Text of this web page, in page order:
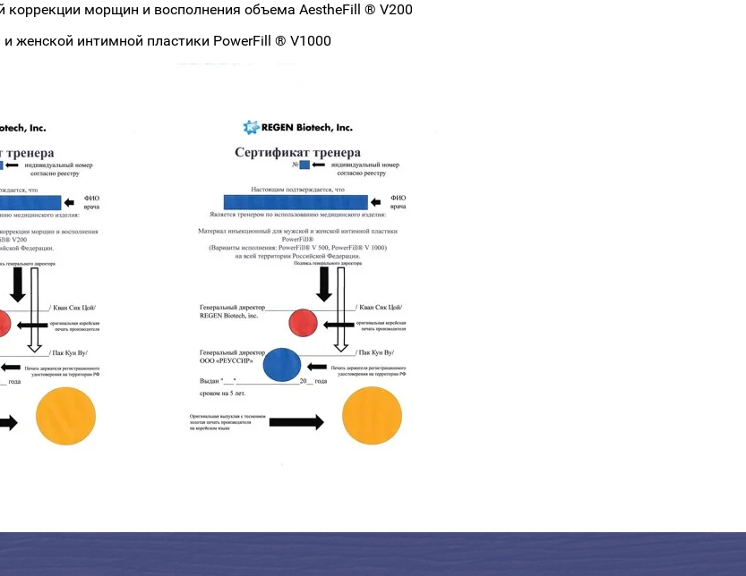
морщин и восполнения объема AestheFill ® V200
женской интимной пластики PowerFill ® V1000